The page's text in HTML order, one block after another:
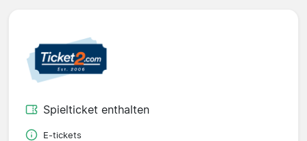
Spielticket enthalten
E-tickets